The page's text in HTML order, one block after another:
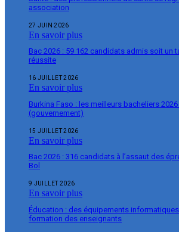
association
27 JUIN 2026
En savoir plus
Bac 2026 : 59 162 candidats admis soit un
réussite
16 JUILLET 2026
En savoir plus
Burkina Faso : les meilleurs bacheliers
(gouvernement)
15 JUILLET 2026
En savoir plus
Bac 2026 : 316 candidats à l’assaut des
Bol
9 JUILLET 2026
En savoir plus
Éducation : des équipements
formation des enseignants